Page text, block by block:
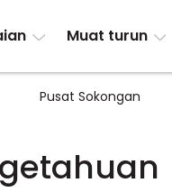
Muat turun
Pusat Sokongan